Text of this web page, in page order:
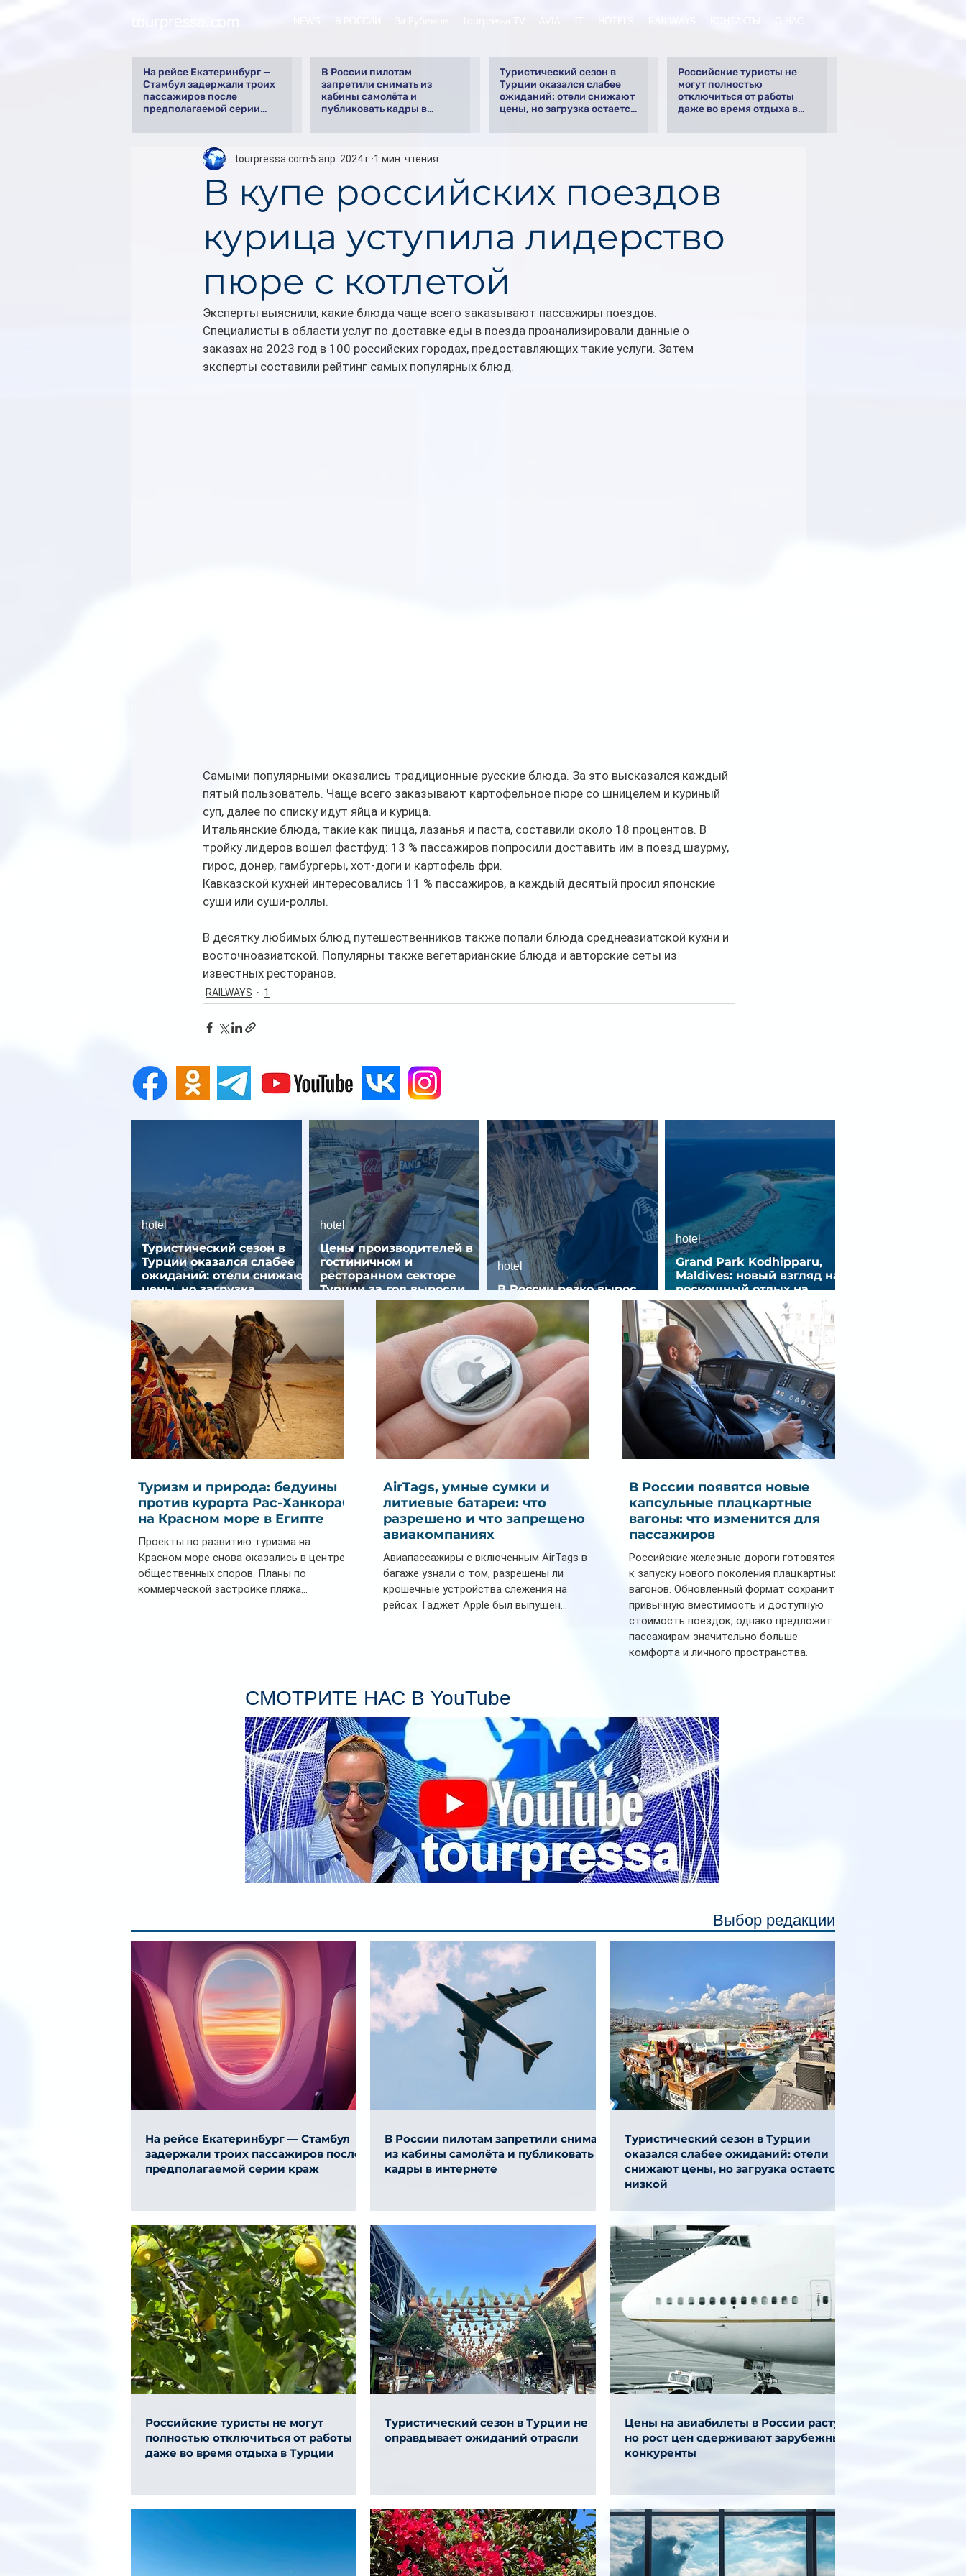
На рейсе Екатеринбург —
Стамбул задержали троих
пассажиров после
предполагаемой серии
В России пилотам
запретили снимать из
кабины самолёта и
публиковать кадры в
Туристический сезон в
Турции оказался слабее
ожиданий: отели снижают
цены, но загрузка остается
Российские туристы не
могут полностью
отключиться от работы
даже во время отдыха в
В купе российских поездов
курица уступила лидерство
пюре с котлетой
tourpressa.com 5 апр. 2024 г. 1 мин. чтения
Эксперты выяснили, какие блюда чаще всего заказывают пассажиры поездов.
Специалисты в области услуг по доставке еды в поезда проанализировали данные о
заказах на 2023 год в 100 российских городах, предоставляющих такие услуги. Затем
эксперты составили рейтинг самых популярных блюд.
Самыми популярными оказались традиционные русские блюда. За это высказался каждый
пятый пользователь. Чаще всего заказывают картофельное пюре со шницелем и куриный
суп, далее по списку идут яйца и курица.
Итальянские блюда, такие как пицца, лазанья и паста, составили около 18 процентов. В
тройку лидеров вошел фастфуд: 13 % пассажиров попросили доставить им в поезд шаурму,
гирос, донер, гамбургеры, хот-доги и картофель фри.
Кавказской кухней интересовались 11 % пассажиров, а каждый десятый просил японские
суши или суши-роллы.
В десятку любимых блюд путешественников также попали блюда среднеазиатской кухни и
восточноазиатской. Популярны также вегетарианские блюда и авторские сеты из
известных ресторанов.
RAILWAYS 1
Туристический сезон в
Турции оказался слабее
ожиданий: отели снижают
цены, но загрузка
остается низкой
hotel
Цены производителей в
гостиничном и
ресторанном секторе
Турции за год выросли
почти на 32%
hotel
В России резко вырос
спрос на отели без звезд
hotel
Grand Park Kodhipparu,
Maldives: новый взгляд на
роскошный отдых на
Мальдивах
hotel
Туризм и природа: бедуины
против курорта Рас-Ханкораб
на Красном море в Египте
Проекты по развитию туризма на
Красном море снова оказались в центре
общественных споров. Планы по
коммерческой застройке пляжа...
AirTags, умные сумки и
литиевые батареи: что
разрешено и что запрещено в
авиакомпаниях
Авиапассажиры с включенным AirTags в
багаже узнали о том, разрешены ли
крошечные устройства слежения на
рейсах. Гаджет Apple был выпущен...
В России появятся новые
капсульные плацкартные
вагоны: что изменится для
пассажиров
Российские железные дороги готовятся
к запуску нового поколения плацкартных
вагонов. Обновленный формат сохранит
привычную вместимость и доступную
стоимость поездок, однако предложит
пассажирам значительно больше
комфорта и личного пространства.
индивидуальные шторки у каждого
спального места. Они позволят
пассажирам закрыть свою полку во
время сна или отдыха, создав ощуще
СМОТРИТЕ НАС В YouTube
Выбор редакции
На рейсе Екатеринбург — Стамбул
задержали троих пассажиров после
предполагаемой серии краж
В России пилотам запретили снимать
из кабины самолёта и публиковать
кадры в интернете
Туристический сезон в Турции
оказался слабее ожиданий: отели
снижают цены, но загрузка остается
низкой
Российские туристы не могут
полностью отключиться от работы
даже во время отдыха в Турции
Туристический сезон в Турции не
оправдывает ожиданий отрасли
Цены на авиабилеты в России растут,
но рост цен сдерживают зарубежные
конкуренты